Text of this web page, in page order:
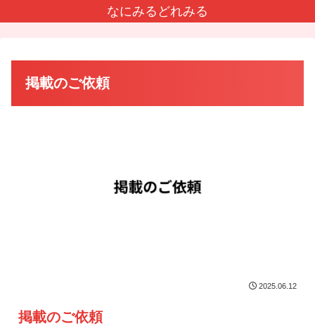
なにみるどれみる
掲載のご依頼
2025.06.12
掲載のご依頼